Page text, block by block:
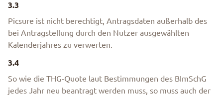
3.3
Picsure ist nicht berechtigt, Antragsdaten außerhalb des
bei Antragstellung durch den Nutzer ausgewählten
Kalenderjahres zu verwerten.
3.4
So wie die THG-Quote laut Bestimmungen des BImSchG
jedes Jahr neu beantragt werden muss, so muss auch der